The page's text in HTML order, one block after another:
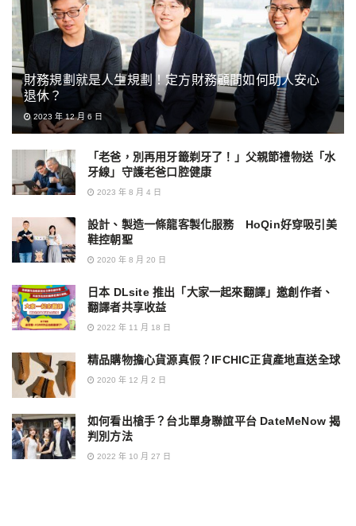
財務規劃就是人生規劃！定方財務顧問如何助人安心
退休？
2023 年 12 月 6 日
「老爸，別再用牙籤剃牙了！」父親節禮物送「水
牙線」守護老爸口腔健康
2023 年 8 月 4 日
設計、製造一條龍客製化服務 HoQin好穿吸引美
鞋控朝聖
2020 年 8 月 20 日
日本 DLsite 推出「大家一起來翻譯」邀創作者、
翻譯者共享收益
2022 年 11 月 18 日
精品購物擔心貨源真假？IFCHIC正貨產地直送全球
2020 年 12 月 2 日
如何看出槍手？台北單身聯誼平台 DateMeNow 揭
判別方法
2022 年 10 月 27 日